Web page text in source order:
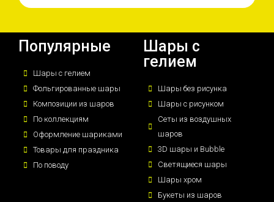
Популярные
Шары с гелием
Фольгированные шары
Композиции из шаров
По коллекциям
Оформление шариками
Товары для праздника
По поводу
Шары с
гелием
Шары без рисунка
Шары с рисунком
Сеты из воздушных
шаров
3D шары и Bubble
Светящиеся шары
Шары хром
Букеты из шаров